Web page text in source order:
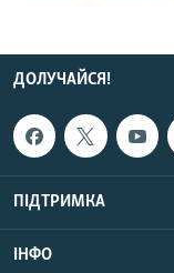
ДОЛУЧАЙСЯ!
ПІДТРИМКА
ІНФО